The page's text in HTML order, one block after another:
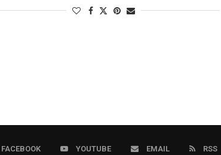
FACEBOOK YOUTUBE EMAIL RSS